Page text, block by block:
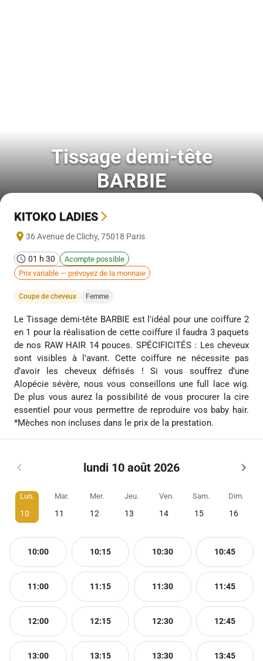
Tissage demi-tête
BARBIE
KITOKO LADIES
36 Avenue de Clichy, 75018 Paris
01 h 30
Acompte possible
Prix variable — prévoyez de la monnaie
Coupe de cheveux Femme
Le Tissage demi-tête BARBIE est l'idéal pour une coiffure 2
en 1 pour la réalisation de cette coiffure il faudra 3 paquets
de nos RAW HAIR 14 pouces. SPÉCIFICITÉS : Les cheveux
sont visibles à l’avant. Cette coiffure ne nécessite pas
d’avoir les cheveux défrisés ! Si vous souffrez d’une
Alopécie sévère, nous vous conseillons une full lace wig.
De plus vous aurez la possibilité de vous procurer la cire
essentiel pour vous permettre de reproduire vos baby hair.
*Mèches non incluses dans le prix de la prestation.
lundi 10 août 2026
Lun.
10
Mar.
11
Mer.
12
Jeu.
13
Ven.
14
Sam.
15
Dim.
16
10:00 10:15 10:30 10:45
11:00 11:15 11:30 11:45
12:00 12:15 12:30 12:45
13:00 13:15 13:30 13:45